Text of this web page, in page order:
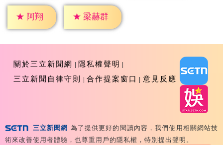
★ 阿翔 ★ 梁赫群
關於三立新聞網
隱私權聲明
三立新聞自律守則
合作提案窗口 意見反應
Copyright ©2026 Sanlih E-Television All Rights
三立新聞網 為了提供更好的閱讀內容，我們使用相關網站技
術來改善使用者體驗，也尊重用戶的隱私權，特別提出聲明。